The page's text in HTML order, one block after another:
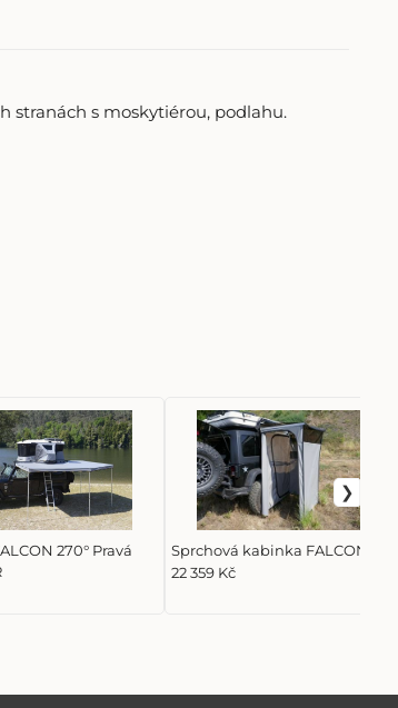
stranách s moskytiérou, podlahu.
270° Pravá
Sprchová kabinka FALCON
22 359 Kč